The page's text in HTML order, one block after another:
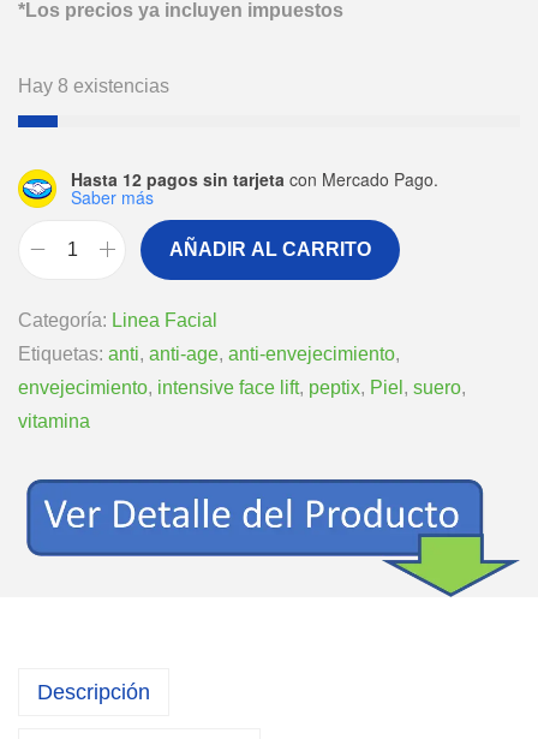
*Los precios ya incluyen impuestos
Hay 8 existencias
Hasta 12 pagos sin tarjeta con Mercado Pago.
Saber más
AÑADIR AL CARRITO
Categoría: Linea Facial
Etiquetas: anti, anti-age, anti-envejecimiento,
envejecimiento, intensive face lift, peptix, Piel , suero,
vitamina
Descripción